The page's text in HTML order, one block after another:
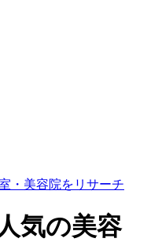
・美容院をリサーチ
気の美容